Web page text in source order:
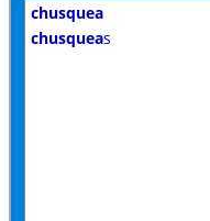
chusquea
chusqueas